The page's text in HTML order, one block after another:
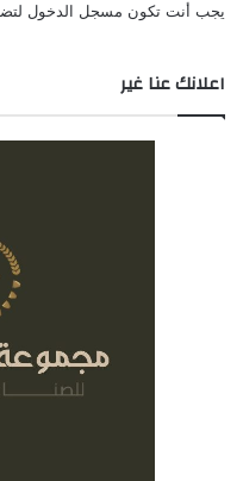
يجب أنت تكون مسجل الدخول
اعلانك عنا غير